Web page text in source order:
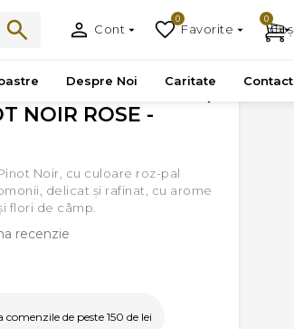
Cont Favorite
0
Coș
0
Despre Noi Caritate Contact
NOIR ROSE -
Noir, cu culoare roz-pal
delicat și rafinat, cu arome
flori de câmp.
recenzie
de peste 150 de lei